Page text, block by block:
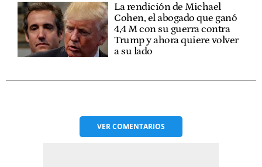
La rendición de Michael
Cohen, el abogado que ganó
4,4 M con su guerra contra
Trump y ahora quiere volver
a su lado
VERCOMENTARIOS